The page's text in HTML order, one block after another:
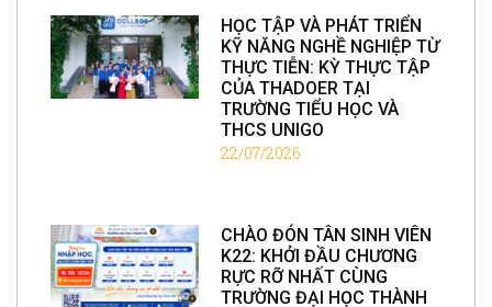
HỌC TẬP VÀ PHÁT TRIỂN
KỸ NĂNG NGHỀ NGHIỆP TỪ
THỰC TIỄN: KỲ THỰC TẬP
CỦA THADOER TẠI
TRƯỜNG TIỂU HỌC VÀ
THCS UNIGO
22/07/2026
CHÀO ĐÓN TÂN SINH VIÊN
K22: KHỞI ĐẦU CHƯƠNG
RỰC RỠ NHẤT CÙNG
TRƯỜNG ĐẠI HỌC THÀNH